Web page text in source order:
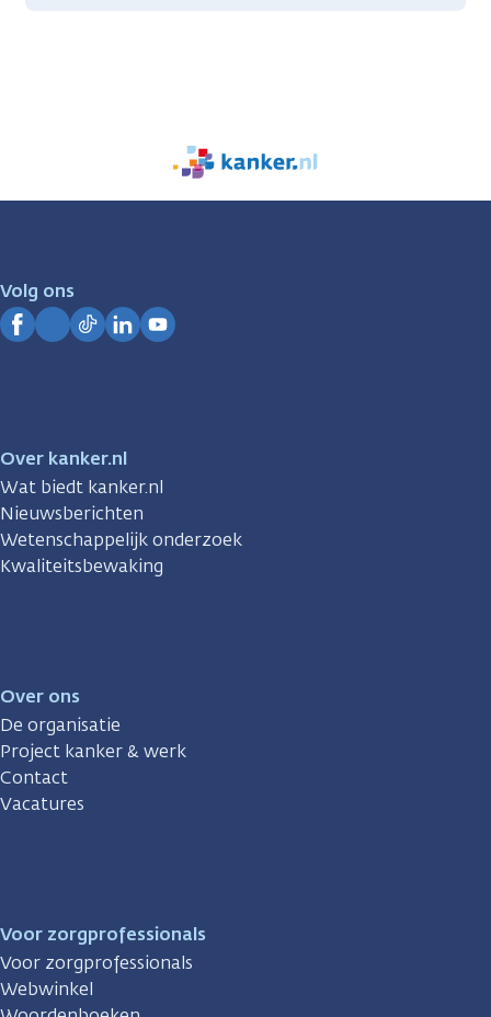
We
zijn
Volg ons
Over kanker.nl
Wat biedt kanker.nl
Nieuwsberichten
Wetenschappelijk onderzoek
Kwaliteitsbewaking
Over ons
De organisatie
Project kanker & werk
Contact
Vacatures
Voor zorgprofessionals
Voor zorgprofessionals
Webwinkel